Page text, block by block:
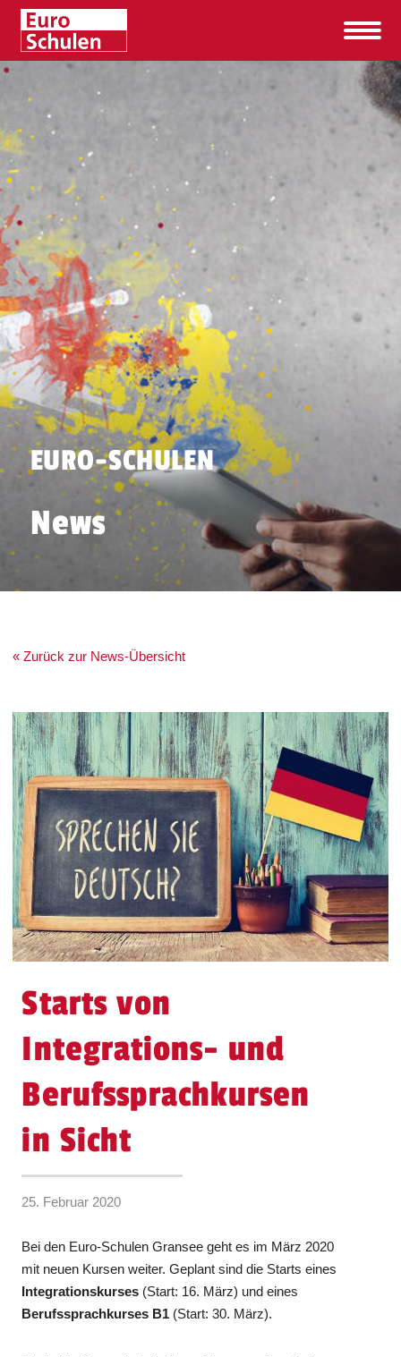
EURO-SCHULEN
News
« Zurück zur News-Übersicht
Starts von
Integrations- und
Berufssprachkursen
in Sicht
25. Februar 2020
Bei den Euro-Schulen Gransee geht es im März 2020
mit neuen Kursen weiter. Geplant sind die Starts eines
Integrationskurses (Start: 16. März) und eines
Berufssprachkurses B1 (Start: 30. März).